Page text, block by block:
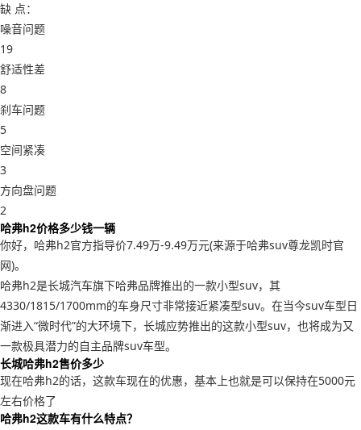
缺 点：
噪音问题
19
舒适性差
8
刹车问题
5
空间紧凑
3
方向盘问题
2
哈弗h2价格多少钱一辆
你好，哈弗h2官方指导价7.49万-9.49万元(来源于哈弗suv尊龙凯时官
网)。
哈弗h2是长城汽车旗下哈弗品牌推出的一款小型suv，其
4330/1815/1700mm的车身尺寸非常接近紧凑型suv。在当今suv车型日
渐进入“微时代”的大环境下，长城应势推出的这款小型suv，也将成为又
一款极具潜力的自主品牌suv车型。
长城哈弗h2售价多少
现在哈弗h2的话，这款车现在的优惠，基本上也就是可以保持在5000元
左右价格了
哈弗h2这款车有什么特点？